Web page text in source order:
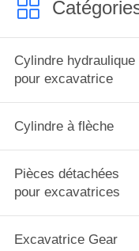
Cylindre hydraulique
pour excavatrice
Cylindre à flèche
Pièces détachées
pour excavatrices
Excavatrice Gear